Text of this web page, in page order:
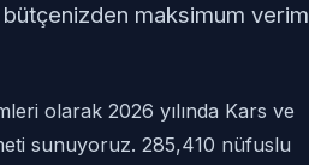
maksimum verim
olarak 2026 yılında Kars ve
sunuyoruz. 285,410 nüfuslu